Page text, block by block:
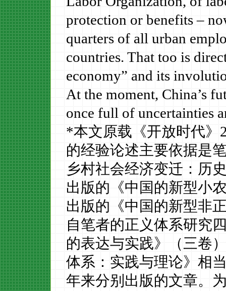
protection or benefits –
quarters of all urban
countries. That too is
economy” and its
At the moment, China’s
once full of uncertainties
*本文原载《开放时代》
的经验论述主要依据是
乡村社会经济变迁：历
出版的《中国的新型小
出版的《中国的新型非
自笔者的正义体系研究
的表达与实践》（三卷
体系：实践与理论》相
年来分别出版的文章。